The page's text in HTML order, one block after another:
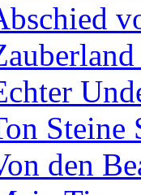
Steine
den